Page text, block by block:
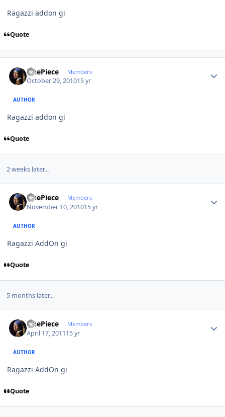
Ragazzi addon gi
Quote
OnePiece Members
October 29, 201015 yr
AUTHOR
Ragazzi addon gi
Quote
2 weeks later...
OnePiece Members
November 10, 201015 yr
AUTHOR
Ragazzi AddOn gi
Quote
5 months later...
OnePiece Members
April 17, 201115 yr
AUTHOR
Ragazzi AddOn gi
Quote